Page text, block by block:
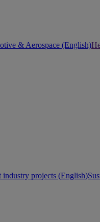
& Aerospace (English)
industry projects (English)